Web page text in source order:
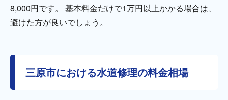
8,000円です。 基本料金だけで1万円以上かかる場合は、
避けた方が良いでしょう。
三原市における水道修理の料金相場